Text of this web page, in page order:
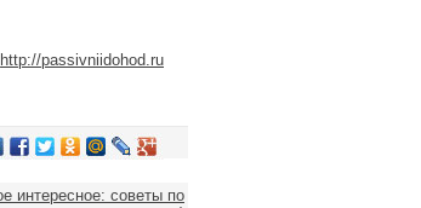
http://passivniidohod.ru
интересное: советы по